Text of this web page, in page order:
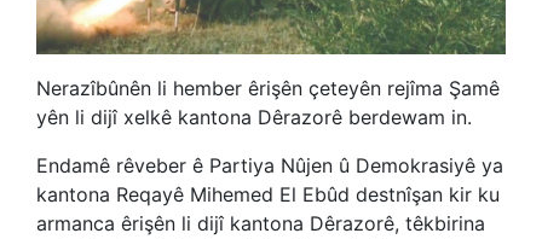
Nerazîbûnên li hember êrişên çeteyên rejîma Şamê
yên li dijî xelkê kantona Dêrazorê berdewam in.
Endamê rêveber ê Partiya Nûjen û Demokrasiyê ya
kantona Reqayê Mihemed El Ebûd destnîşan kir ku
armanca êrişên li dijî kantona Dêrazorê, têkbirina